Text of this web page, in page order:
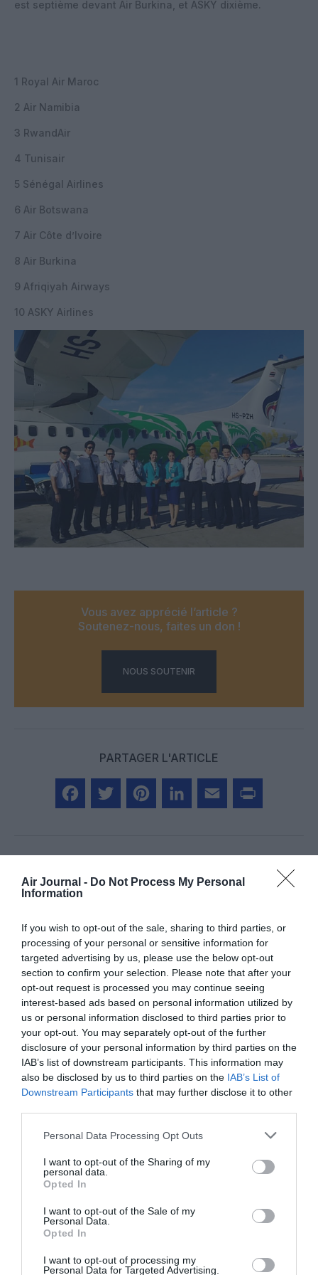
Air Journal - Do Not Process My Personal
Information
If you wish to opt-out of the sale, sharing to third parties, or
processing of your personal or sensitive information for
targeted advertising by us, please use the below opt-out
section to confirm your selection. Please note that after your
opt-out request is processed you may continue seeing
interest-based ads based on personal information utilized by
us or personal information disclosed to third parties prior to
your opt-out. You may separately opt-out of the further
disclosure of your personal information by third parties on the
IAB’s list of downstream participants. This information may
also be disclosed by us to third parties on the IAB’s List of
Downstream Participants that may further disclose it to other
Personal Data Processing Opt Outs
I want to opt-out of the Sharing of my
personal data.
Opted In
I want to opt-out of the Sale of my
Personal Data.
Opted In
I want to opt-out of processing my
Personal Data for Targeted Advertising.
est septième devant Air Burkina, et ASKY dixième.
1 Royal Air Maroc
2 Air Namibia
3 RwandAir
4 Tunisair
5 Sénégal Airlines
6 Air Botswana
7 Air Côte d’Ivoire
8 Air Burkina
9 Afriqiyah Airways
10 ASKY Airlines
Vous avez apprécié l’article ?
Soutenez-nous, faites un don !
NOUS SOUTENIR
PARTAGER L'ARTICLE
COMMENTAIRE(S)
Diop a commenté :
23 juillet 2018 - 14 h 37
Veuillez s’il vous plaît vérifier vos informations avant de les
publier.
1. Air Sénégal à arrêté ses opérations depuis plus de 5 ans
2.Air Sénégal SA ne dispose que d’un seul avion en état de
vol
Merci
RÉPONDRE
BKK Airwaysa commenté :
23 juillet 2018 - 17 h 58
d’exceptionnel.
Je trouve le classement “régional” amusant et sans réelle
portée.
Tout dépend ce qu’on entend par là….alors que BKK Airways
assure quelques vols internationaux.
Je pense que Thai Airways est qualitativement équivalente.
RÉPONDRE